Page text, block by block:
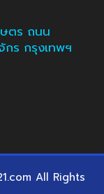
ษตร ถนน
กร กรุงเทพฯ
All Rights